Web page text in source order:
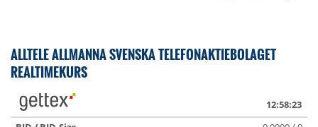
ALLTELE ALLMANNA SVENSKA TELEFONAKTIEBOLAGET
REALTIMEKURS
12:58:23